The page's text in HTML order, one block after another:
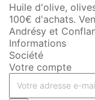
Huile d'olive,
100€ d'achats.
Andrésy et
Informations
Société
Votre compte